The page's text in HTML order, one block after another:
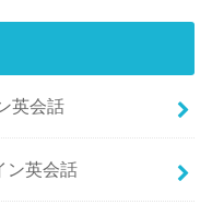
英会話
ン英会話